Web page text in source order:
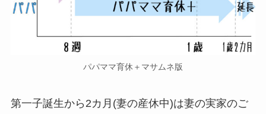
パパママ育休＋マサムネ版
第一子誕生から2カ月(妻の産休中)は妻の実家のご